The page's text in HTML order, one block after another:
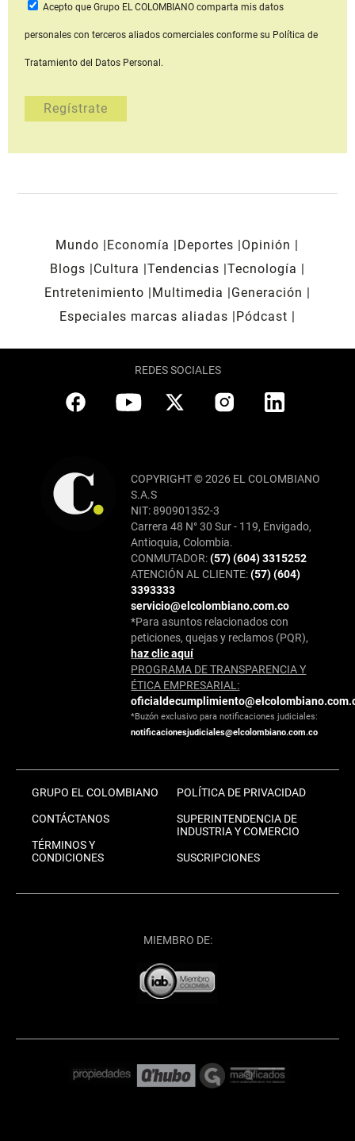
Acepto que Grupo EL COLOMBIANOcomparta mis datos
personales con terceros aliados comerciales conforme su Política de
Tratamiento del Datos Personal.
Mundo Economía Deportes
Opinión
Blogs
Cultura Tendencias Tecnología
Entretenimiento
Multimedia
Generación
Especiales marcas aliadas
Pódcast
REDES SOCIALES
COPYRIGHT © 2026 EL COLOMBIANO
S.A.S
NIT: 890901352-3
Carrera 48 N° 30 Sur - 119, Envigado,
Antioquia, Colombia.
CONMUTADOR:(57) (604) 3315252
ATENCIÓN AL CLIENTE:(57) (604)
3393333
servicio@elcolombiano.com.co
*Para asuntos relacionados con
peticiones, quejas y reclamos (PQR),
haz clic aquí
PROGRAMA DE TRANSPARENCIA Y
ÉTICA EMPRESARIAL:
*Buzón exclusivo para notificaciones judiciales:
notificacionesjudiciales@elcolombiano.com.co
GRUPO EL COLOMBIANO
CONTÁCTANOS
TÉRMINOS Y
CONDICIONES
POLÍTICA DE PRIVACIDAD
SUPERINTENDENCIA DE
INDUSTRIA Y COMERCIO
SUSCRIPCIONES
MIEMBRO DE: